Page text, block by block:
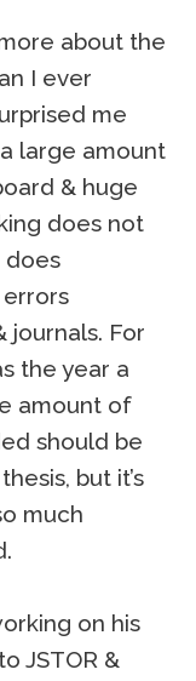
about the
I ever
me
large amount
& huge
does not
does
journals. For
the year a
amount of
should be
but it’s
much
on his
JSTOR &